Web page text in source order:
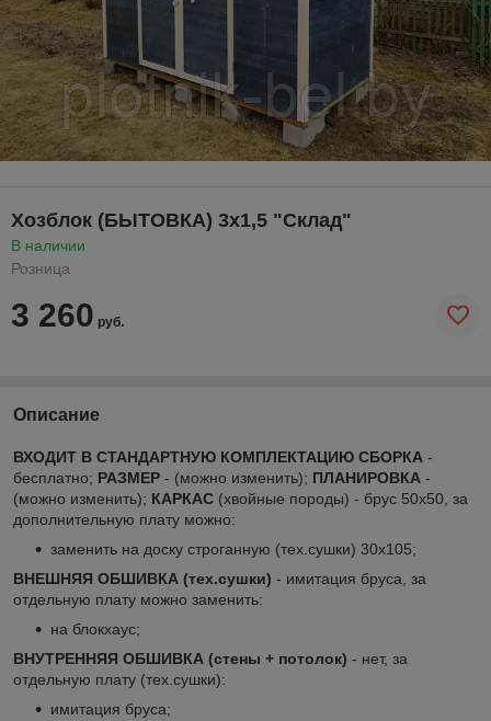
Хозблок (БЫТОВКА) 3х1,5 "Склад"
В наличии
Розница
3 260 руб.
Описание
ВХОДИТ В СТАНДАРТНУЮ КОМПЛЕКТАЦИЮ СБОРКА -
бесплатно; РАЗМЕР - (можно изменить); ПЛАНИРОВКА -
(можно изменить); КАРКАС (хвойные породы) - брус 50х50, за
дополнительную плату можно:
заменить на доску строганную (тех.сушки) 30х105;
ВНЕШНЯЯ ОБШИВКА (тех.сушки) - имитация бруса, за
отдельную плату можно заменить:
на блокхаус;
ВНУТРЕННЯЯ ОБШИВКА (стены + потолок) - нет, за
отдельную плату (тех.сушки):
имитация бруса;